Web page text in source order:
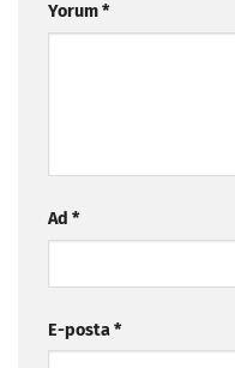
Yorum*
Ad *
E-posta*